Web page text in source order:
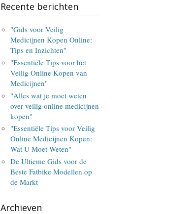
Recente berichten
"Gids voor Veilig
Medicijnen Kopen Online:
Tips en Inzichten"
"Essentiële Tips voor het
Veilig Online Kopen van
Medicijnen"
"Alles wat je moet weten
over veilig online medicijnen
kopen"
"Essentiële Tips voor Veilig
Online Medicijnen Kopen:
Wat U Moet Weten"
De Ultieme Gids voor de
Beste Fatbike Modellen op
de Markt
Archieven